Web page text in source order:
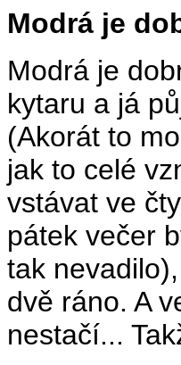
Modrá je
Modrá je
kytaru a já
(Akorát to
jak to celé
vstávat ve
pátek večer
tak
dvě ráno. A
nestačí...